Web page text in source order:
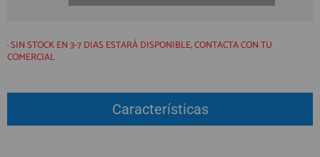
(+34)912 477 744
HORARIO de TIENDA:
Lunes a Viernes 09:30h a 20:00h
REGISTRO PROFESIONAL
· SIN STOCK EN 3-7 DIAS ESTARÁ DISPONIBLE, CONTACTA CON TU
COMERCIAL
Características